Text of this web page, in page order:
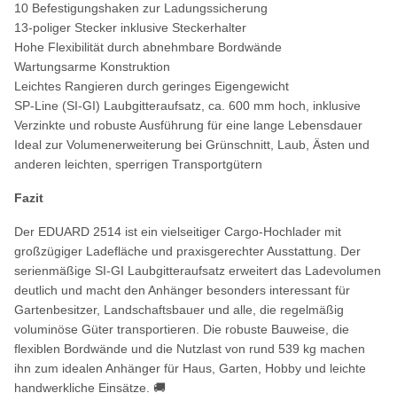
10 Befestigungshaken zur Ladungssicherung
13-poliger Stecker inklusive Steckerhalter
Hohe Flexibilität durch abnehmbare Bordwände
Wartungsarme Konstruktion
Leichtes Rangieren durch geringes Eigengewicht
SP-Line (SI-GI) Laubgitteraufsatz, ca. 600 mm hoch, inklusive
Verzinkte und robuste Ausführung für eine lange Lebensdauer
Ideal zur Volumenerweiterung bei Grünschnitt, Laub, Ästen und
anderen leichten, sperrigen Transportgütern
Fazit
Der EDUARD 2514 ist ein vielseitiger Cargo-Hochlader mit
großzügiger Ladefläche und praxisgerechter Ausstattung. Der
serienmäßige SI-GI Laubgitteraufsatz erweitert das Ladevolumen
deutlich und macht den Anhänger besonders interessant für
Gartenbesitzer, Landschaftsbauer und alle, die regelmäßig
voluminöse Güter transportieren. Die robuste Bauweise, die
flexiblen Bordwände und die Nutzlast von rund 539 kg machen
ihn zum idealen Anhänger für Haus, Garten, Hobby und leichte
handwerkliche Einsätze. 🚚